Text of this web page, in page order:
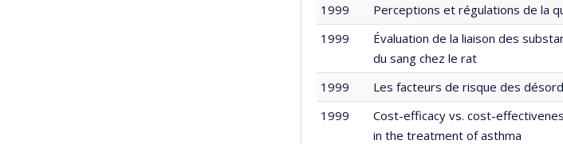
1999 Perceptions et régulations de la
1999
Évaluation de la liaison des
du sang chez le rat
1999 Les facteurs de risque des
1999
Cost-efficacy vs. cost-
in the treatment of asthma